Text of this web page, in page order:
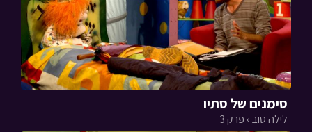
סימנים של סתיו
לילה טוב › פרק 3